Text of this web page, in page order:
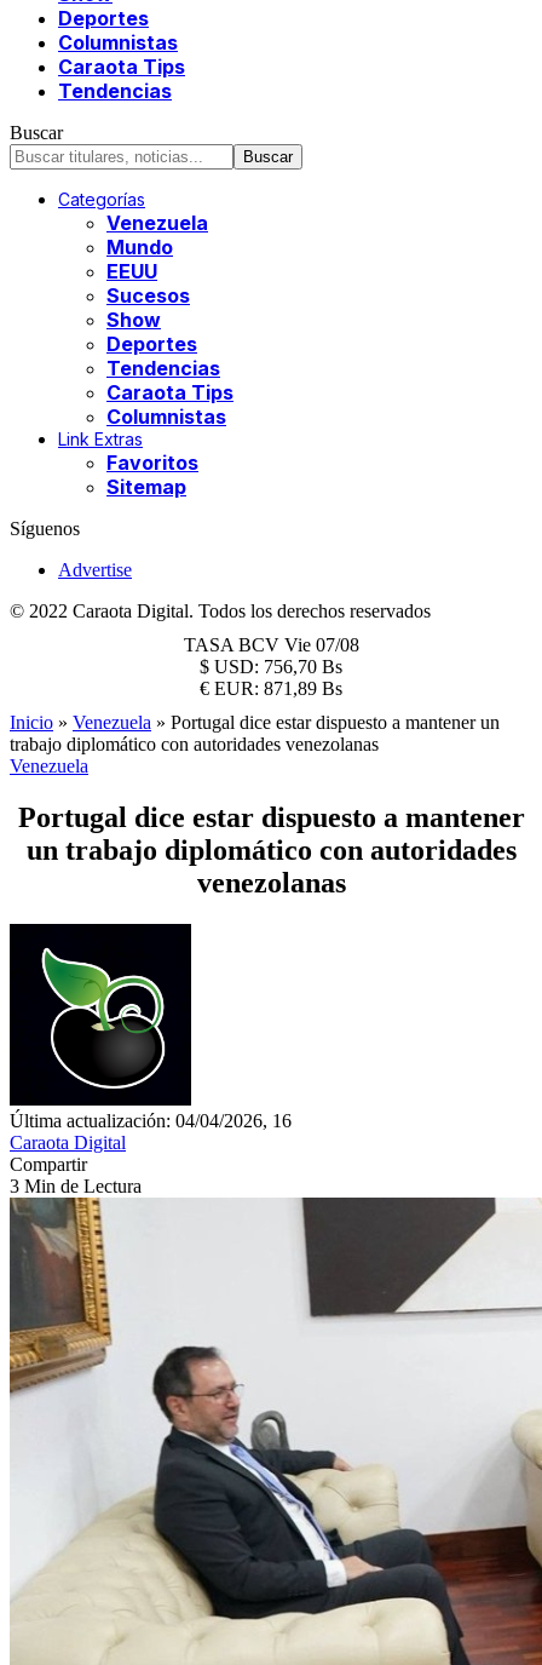
Deportes
Columnistas
Caraota Tips
Tendencias
Buscar
Categorías
Venezuela
Mundo
EEUU
Sucesos
Show
Deportes
Tendencias
Caraota Tips
Columnistas
Link Extras
Favoritos
Sitemap
Síguenos
Advertise
© 2022 Caraota Digital. Todos los derechos reservados
TASA BCV Vie 07/08
$ USD: 756,70 Bs
€ EUR: 871,89 Bs
Inicio » Venezuela » Portugal dice estar dispuesto a mantener un
trabajo diplomático con autoridades venezolanas
Venezuela
Portugal dice estar dispuesto a mantener
un trabajo diplomático con autoridades
venezolanas
Última actualización: 04/04/2026, 16
Caraota Digital
Compartir
3 Min de Lectura